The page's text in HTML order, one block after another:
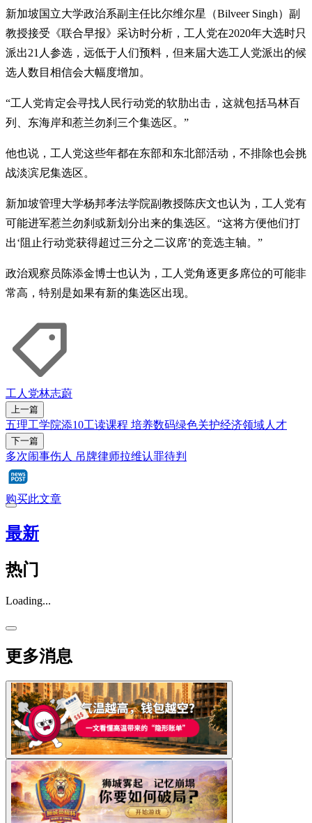
新加坡国立大学政治系副主任比尔维尔星（Bilveer Singh）副
教授接受《联合早报》采访时分析，工人党在2020年大选时只
派出21人参选，远低于人们预料，但来届大选工人党派出的候
选人数目相信会大幅度增加。
“工人党肯定会寻找人民行动党的软肋出击，这就包括马林百
列、东海岸和惹兰勿刹三个集选区。”
他也说，工人党这些年都在东部和东北部活动，不排除也会挑
战淡滨尼集选区。
新加坡管理大学杨邦孝法学院副教授陈庆文也认为，工人党有
可能进军惹兰勿刹或新划分出来的集选区。“这将方便他们打
出‘阻止行动党获得超过三分之二议席’的竞选主轴。”
政治观察员陈添金博士也认为，工人党角逐更多席位的可能非
常高，特别是如果有新的集选区出现。
工人党林志蔚
上一篇
五理工学院添10工读课程 培养数码绿色关护经济领域人才
下一篇
多次闹事伤人 吊牌律师拉维认罪待判
购买此文章
最新
热门
Loading...
更多消息